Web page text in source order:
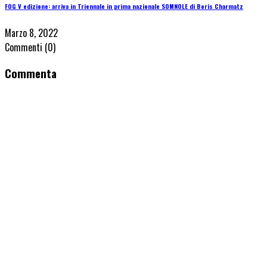
FOG V edizione: arriva in Triennale in prima nazionale SOMNOLE di Boris Charmatz
Marzo 8, 2022
Commenti (0)
Commenta